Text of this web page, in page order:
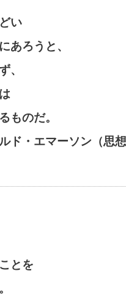
名言・格言
い
あろうと、
、
ものだ。
ド・エマーソン（思想
とを